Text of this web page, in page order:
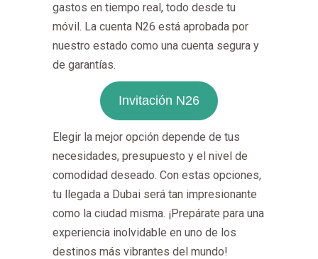
gastos en tiempo real, todo desde tu
móvil. La cuenta N26 está aprobada por
nuestro estado como una cuenta segura y
de garantías.
Invitación N26
Elegir la mejor opción depende de tus
necesidades, presupuesto y el nivel de
comodidad deseado. Con estas opciones,
tu llegada a Dubai será tan impresionante
como la ciudad misma. ¡Prepárate para una
experiencia inolvidable en uno de los
destinos más vibrantes del mundo!